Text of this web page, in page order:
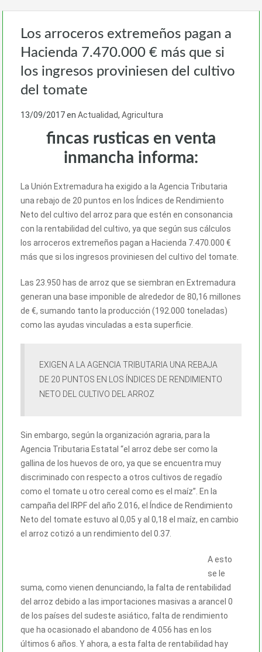
Los arroceros extremeños pagan a
Hacienda 7.470.000 € más que si
los ingresos proviniesen del cultivo
del tomate
13/09/2017en Actualidad, Agricultura
fincas rusticas en venta
inmancha informa:
La Unión Extremadura ha exigido a la Agencia Tributaria
una rebajo de 20 puntos en los Índices de Rendimiento
Neto del cultivo del arroz para que estén en consonancia
con la rentabilidad del cultivo, ya que según sus cálculos
los arroceros extremeños pagan a Hacienda 7.470.000 €
más que si los ingresos proviniesen del cultivo del tomate.
Las 23.950 has de arroz que se siembran en Extremadura
generan una base imponible de alrededor de 80,16 millones
de €, sumando tanto la producción (192.000 toneladas)
como las ayudas vinculadas a esta superficie.
EXIGEN A LA AGENCIA TRIBUTARIA UNA REBAJA
DE 20 PUNTOS EN LOS ÍNDICES DE RENDIMIENTO
NETO DEL CULTIVO DEL ARROZ
Sin embargo, según la organización agraria, para la
Agencia Tributaria Estatal “el arroz debe ser como la
gallina de los huevos de oro, ya que se encuentra muy
discriminado con respecto a otros cultivos de regadío
como el tomate u otro cereal como es el maíz”. En la
campaña del IRPF del año 2.016, el Índice de Rendimiento
Neto del tomate estuvo al 0,05 y al 0,18 el maíz, en cambio
el arroz cotizó a un rendimiento del 0.37.
A esto
se le
suma, como vienen denunciando, la falta de rentabilidad
del arroz debido a las importaciones masivas a arancel 0
de los países del sudeste asiático, falta de rendimiento
que ha ocasionado el abandono de 4.056 has en los
últimos 6 años. Y ahora, a esta falta de rentabilidad hay